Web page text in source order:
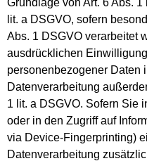
lit. a DSGVO, sofern
Abs. 1 DSGVO verarbeitet
ausdrücklichen
personenbezogener Daten
Datenverarbeitung
1 lit. a DSGVO. Sofern Sie
oder in den Zugriff auf
via Device-Fingerprinting)
Datenverarbeitung